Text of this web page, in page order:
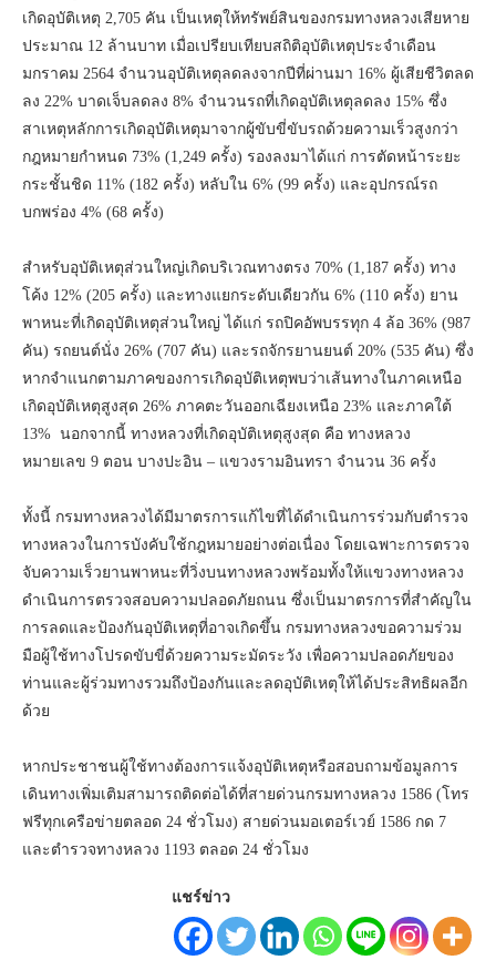
เกิดอุบัติเหตุ 2,705 คัน เป็นเหตุให้ทรัพย์สินของกรมทางหลวงเสียหาย
ประมาณ 12 ล้านบาท เมื่อเปรียบเทียบสถิติอุบัติเหตุประจำเดือน
มกราคม 2564 จำนวนอุบัติเหตุลดลงจากปีที่ผ่านมา 16% ผู้เสียชีวิตลด
ลง 22% บาดเจ็บลดลง 8% จำนวนรถที่เกิดอุบัติเหตุลดลง 15% ซึ่ง
สาเหตุหลักการเกิดอุบัติเหตุมาจากผู้ขับขี่ขับรถด้วยความเร็วสูงกว่า
กฎหมายกำหนด 73% (1,249 ครั้ง) รองลงมาได้แก่ การตัดหน้าระยะ
กระชั้นชิด 11% (182 ครั้ง) หลับใน 6% (99 ครั้ง) และอุปกรณ์รถ
บกพร่อง 4% (68 ครั้ง)
สำหรับอุบัติเหตุส่วนใหญ่เกิดบริเวณทางตรง 70% (1,187 ครั้ง) ทาง
โค้ง 12% (205 ครั้ง) และทางแยกระดับเดียวกัน 6% (110 ครั้ง) ยาน
พาหนะที่เกิดอุบัติเหตุส่วนใหญ่ ได้แก่ รถปิคอัพบรรทุก 4 ล้อ 36% (987
คัน) รถยนต์นั่ง 26% (707 คัน) และรถจักรยานยนต์ 20% (535 คัน) ซึ่ง
หากจำแนกตามภาคของการเกิดอุบัติเหตุพบว่าเส้นทางในภาคเหนือ
เกิดอุบัติเหตุสูงสุด 26% ภาคตะวันออกเฉียงเหนือ 23% และภาคใต้
13% นอกจากนี้ ทางหลวงที่เกิดอุบัติเหตุสูงสุด คือ ทางหลวง
หมายเลข 9 ตอน บางปะอิน – แขวงรามอินทรา จำนวน 36 ครั้ง
ทั้งนี้ กรมทางหลวงได้มีมาตรการแก้ไขที่ได้ดำเนินการร่วมกับตำรวจ
ทางหลวงในการบังคับใช้กฎหมายอย่างต่อเนื่อง โดยเฉพาะการตรวจ
จับความเร็วยานพาหนะที่วิ่งบนทางหลวงพร้อมทั้งให้แขวงทางหลวง
ดำเนินการตรวจสอบความปลอดภัยถนน ซึ่งเป็นมาตรการที่สำคัญใน
การลดและป้องกันอุบัติเหตุที่อาจเกิดขึ้น กรมทางหลวงขอความร่วม
มือผู้ใช้ทางโปรดขับขี่ด้วยความระมัดระวัง เพื่อความปลอดภัยของ
ท่านและผู้ร่วมทางรวมถึงป้องกันและลดอุบัติเหตุให้ได้ประสิทธิผลอีก
ด้วย
หากประชาชนผู้ใช้ทางต้องการแจ้งอุบัติเหตุหรือสอบถามข้อมูลการ
เดินทางเพิ่มเติมสามารถติดต่อได้ที่สายด่วนกรมทางหลวง 1586 (โทร
ฟรีทุกเครือข่ายตลอด 24 ชั่วโมง) สายด่วนมอเตอร์เวย์ 1586 กด 7
และตำรวจทางหลวง 1193 ตลอด 24 ชั่วโมง
แชร์ข่าว